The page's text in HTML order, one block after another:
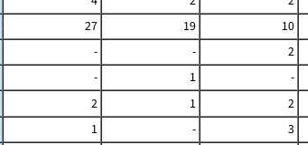
27 19 10
- - 2
- 1 -
2 1 2
1 - 3